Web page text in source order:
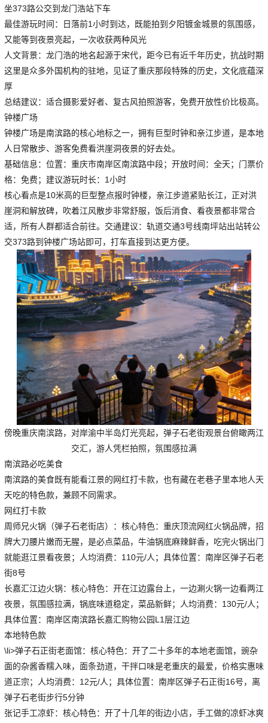
坐373路公交到龙门浩站下车
最佳游玩时间：日落前1小时到达，既能拍到夕阳镀金城景的氛围感，
又能等到夜景亮起，一次收获两种风光
人文背景：龙门浩的地名起源于宋代，距今已有近千年历史，抗战时期
这里是众多外国机构的驻地，见证了重庆那段特殊的历史，文化底蕴深
厚
总结建议：适合摄影爱好者、复古风拍照游客，免费开放性价比极高。
钟楼广场
钟楼广场是南滨路的核心地标之一，拥有巨型时钟和亲江步道，是本地
人日常散步、游客免费看洪崖洞夜景的好去处。
基础信息：位置：重庆市南岸区南滨路中段；开放时间：全天；门票价
格：免费；建议游玩时长：1小时
核心看点是10米高的巨型整点报时钟楼，亲江步道紧贴长江，正对洪
崖洞和解放碑，吹着江风散步非常舒服，饭后消食、看夜景都非常合
适，所有人群都适合前往。交通建议：轨道交通3号线南坪站出站转公
交373路到钟楼广场站即可，打车直接到达更方便。
傍晚重庆南滨路，对岸渝中半岛灯光亮起，弹子石老街观景台俯瞰两江
交汇，游人凭栏拍照，氛围感拉满
南滨路必吃美食
南滨路的美食既有能看江景的网红打卡款，也有藏在老巷子里本地人天
天吃的特色款，兼顾不同需求。
网红打卡款
周师兄火锅（弹子石老街店）：核心特色：重庆顶流网红火锅品牌，招
牌大刀腰片嫩而无腥，是必点菜品，牛油锅底麻辣鲜香，吃完火锅出门
就能逛江景看夜景；人均消费：110元/人；具体位置：南岸区弹子石老
街8号
长嘉汇江边火锅：核心特色：开在江边露台上，一边涮火锅一边看两江
夜景，氛围感拉满，锅底味道稳定，菜品新鲜；人均消费：130元/人；
具体位置：南岸区南滨路长嘉汇购物公园L1层江边
本地特色款
\li>弹子石正街老面馆：核心特色：开了二十多年的本地老面馆，豌杂
面的杂酱香糯入味，面条劲道，干拌口味是老重庆的最爱，价格实惠味
道正宗；人均消费：12元/人；具体位置：南岸区弹子石正街16号，离
弹子石老街步行5分钟
张记手工凉虾：核心特色：开了十几年的街边小店，手工做的凉虾冰爽